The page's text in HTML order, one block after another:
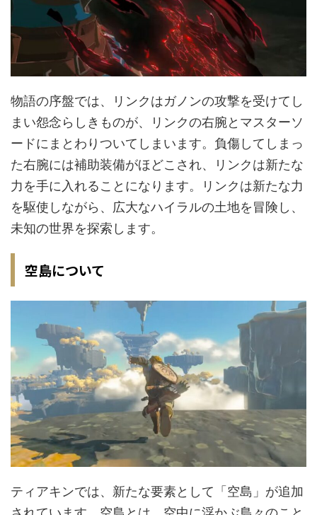
物語の序盤では、リンクはガノンの攻撃を受けてし
まい怨念らしきものが、リンクの右腕とマスターソ
ードにまとわりついてしまいます。負傷してしまっ
た右腕には補助装備がほどこされ、リンクは新たな
力を手に入れることになります。リンクは新たな力
を駆使しながら、広大なハイラルの土地を冒険し、
未知の世界を探索します。
空島について
ティアキンでは、新たな要素として「空島」が追加